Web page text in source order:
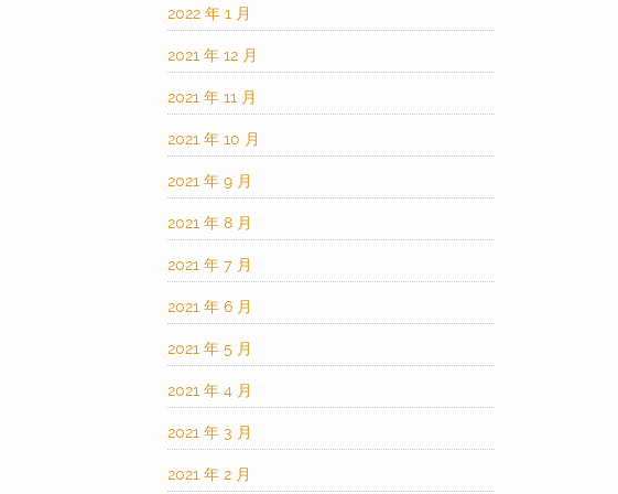
2022 年 1 月
2021 年 12 月
2021 年 11 月
2021 年 10 月
2021 年 9 月
2021 年 8 月
2021 年 7 月
2021 年 6 月
2021 年 5 月
2021 年 4 月
2021 年 3 月
2021 年 2 月